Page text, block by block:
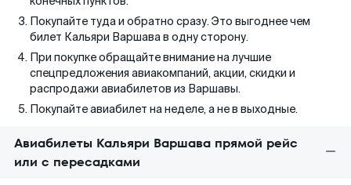
Покупайте туда и обратно сразу. Это выгоднее чем
билет Кальяри Варшава в одну сторону.
При покупке обращайте внимание на лучшие
спецпредложения авиакомпаний, акции, скидки и
распродажи авиабилетов из Варшавы.
Покупайте авиабилет на неделе, а не в выходные.
Авиабилеты Кальяри Варшава прямой рейс
или с пересадками